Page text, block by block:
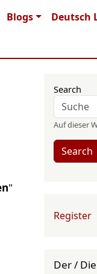
Blogs Deutsch
"
Search
Auf dieser
Search
User
Register
Der /